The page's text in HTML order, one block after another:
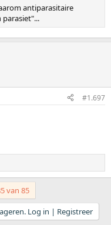
antiparasitaire
parasiet"...
#1.697
van 85
Log in | Registreer